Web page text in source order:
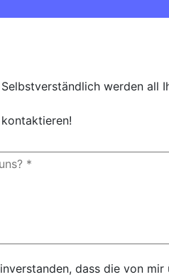
werden all
kontaktieren!
dass die von mir